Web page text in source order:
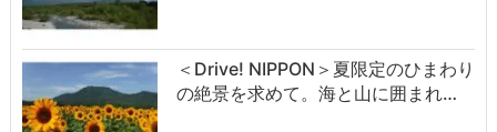
＜Drive! NIPPON＞夏限定のひまわり
の絶景を求めて。海と山に囲まれ…